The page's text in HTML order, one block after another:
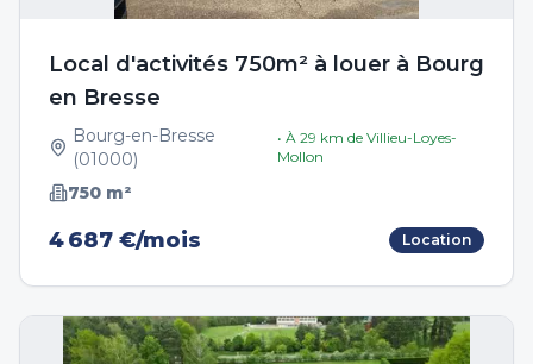
Local d'activités 750m² à louer à Bourg
en Bresse
Bourg-en-Bresse
(01000)
• À 29 km de Villieu-Loyes-
Mollon
750 m²
4 687 €/mois Location